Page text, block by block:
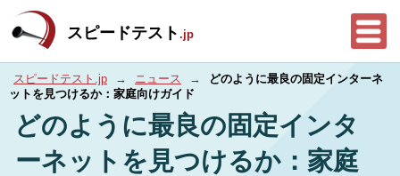
スピードテスト .jp
スピードテスト.jp → ニュース →
どのように最良の固定インターネ
ットを見つけるか：家庭向けガイド
どのように最良の固定インタ
ーネットを見つけるか：家庭